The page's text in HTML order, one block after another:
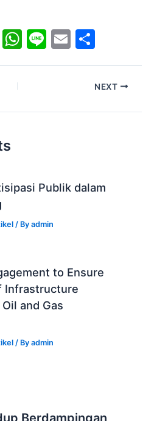
Li W
A
Li E
ar
e
NEXT
Publik dalam
/ Byadmin
to Ensure
Infrastructure
and Gas
/ Byadmin
Berdampingan